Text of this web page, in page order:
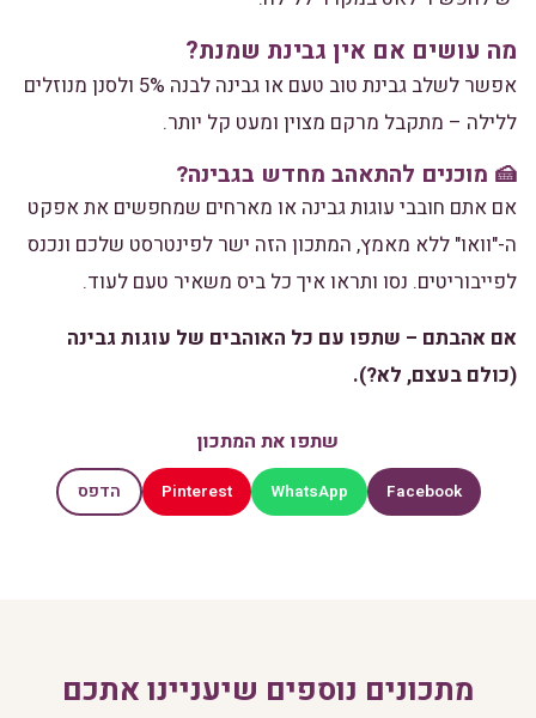
מה עושים אם אין גבינת שמנת?
אפשר לשלב גבינת טוב טעם או גבינה לבנה 5% ולסנן מנוזלים
ללילה – מתקבל מרקם מצוין ומעט קל יותר.
🍰 מוכנים להתאהב מחדש בגבינה?
אם אתם חובבי עוגות גבינה או מארחים שמחפשים את אפקט
ה-"וואו" ללא מאמץ, המתכון הזה ישר לפינטרסט שלכם ונכנס
לפייבוריטים. נסו ותראו איך כל ביס משאיר טעם לעוד.
אם אהבתם – שתפו עם כל האוהבים של עוגות גבינה
(כולם בעצם, לא?).
שתפו את המתכון
Facebook
WhatsApp
Pinterest הדפס
מתכונים נוספים שיעניינו אתכם